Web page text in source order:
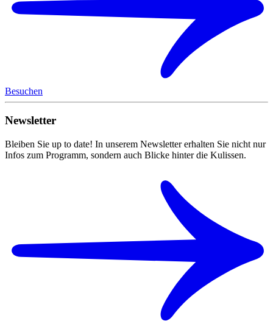
Besuchen
Newsletter
Bleiben Sie up to date! In unserem Newsletter erhalten Sie nicht nur
Infos zum Programm, sondern auch Blicke hinter die Kulissen.